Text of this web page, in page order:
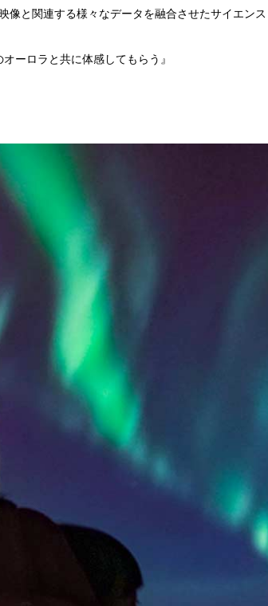
像と関連する様々なデータを融合させたサイエン
ーロラと共に体感してもらう』